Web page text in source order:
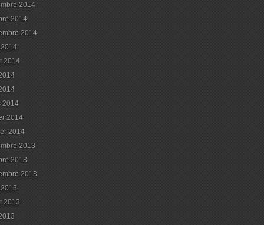
2014
2014
2014
2014
2014
2014
2014
2013
2013
2013
2013